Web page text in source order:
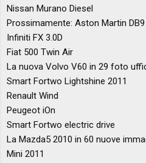
Nissan Murano Diesel
Prossimamente: Aston Martin DB9
Infiniti FX 3.0D
Fiat 500 Twin Air
La nuova Volvo V60 in 29 foto
Smart Fortwo Lightshine 2011
Renault Wind
Peugeot iOn
Smart Fortwo electric drive
La Mazda5 2010 in 60 nuove
Mini 2011